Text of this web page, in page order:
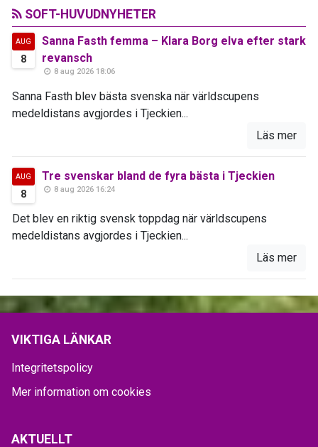
SOFT-HUVUDNYHETER
AUG
8
Sanna Fasth femma – Klara Borg elva efter stark
revansch
8 aug 2026 18:06
Sanna Fasth blev bästa svenska när världscupens
medeldistans avgjordes i Tjeckien...
Läs mer
AUG
8
Tre svenskar bland de fyra bästa i Tjeckien
8 aug 2026 16:24
Det blev en riktig svensk toppdag när världscupens
medeldistans avgjordes i Tjeckien...
Läs mer
VIKTIGA LÄNKAR
Integritetspolicy
Mer information om cookies
AKTUELLT